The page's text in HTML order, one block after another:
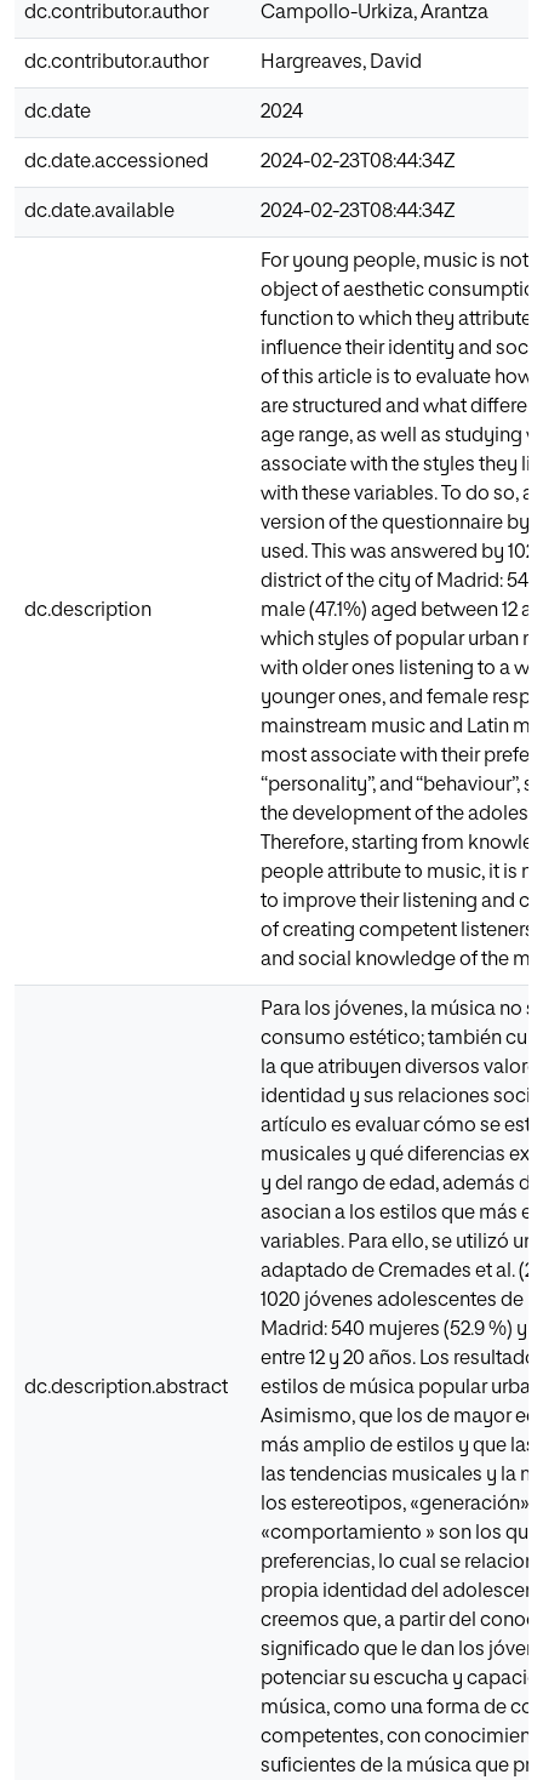
dc.contributor.author Campollo-Urkiza, Arantza
dc.contributor.author Hargreaves, David
dc.date 2024
dc.date.accessioned 2024-02-23T08:44:34Z
dc.date.available 2024-02-23T08:44:34Z
dc.description
For young people, music is not
object of aesthetic
function to which they attribute
influence their identity and
of this article is to evaluate how
are structured and what
age range, as well as studying
associate with the styles they
with these variables. To do so,
version of the questionnaire by
used. This was answered by
district of the city of Madrid:
male (47.1%) aged between 12
which styles of popular urban
with older ones listening to a
younger ones, and female
mainstream music and Latin
most associate with their
“personality”, and “behaviour”,
the development of the
Therefore, starting from
people attribute to music, it is
to improve their listening and
of creating competent
and social knowledge of the
dc.description.abstract
Para los jóvenes, la música no
consumo estético; también
la que atribuyen diversos
identidad y sus relaciones
artículo es evaluar cómo se
musicales y qué diferencias
y del rango de edad, además
asocian a los estilos que más
variables. Para ello, se utilizó
adaptado de Cremades et al.
1020 jóvenes adolescentes de
Madrid: 540 mujeres (52.9 %) y
entre 12 y 20 años. Los
estilos de música popular
Asimismo, que los de mayor
más amplio de estilos y que las
las tendencias musicales y la
los estereotipos, «generación»,
«comportamiento » son los que
preferencias, lo cual se
propia identidad del
creemos que, a partir del
significado que le dan los
potenciar su escucha y
música, como una forma de
competentes, con
suficientes de la música que